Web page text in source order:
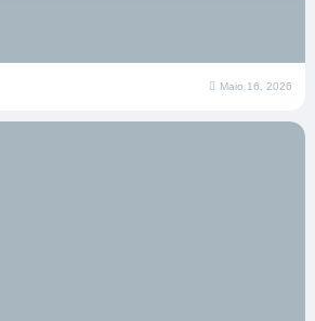
Maio 16, 2026